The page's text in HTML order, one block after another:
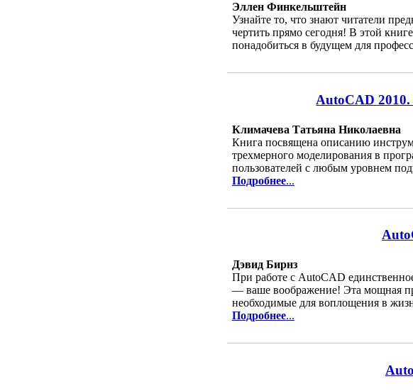
Эллен Финкельштейн
Узнайте то, что знают читатели
чертить прямо сегодня! В этой
понадобиться в будущем для
AutoCAD
Климачева Татьяна Николаевна
Книга посвящена описанию
трехмерного моделирования в
пользователей с любым уровнем
Подробнее...
Дэвид Бирнз
При работе с AutoCAD
— ваше воображение! Эта мощная
необходимые для воплощения в
Подробнее...